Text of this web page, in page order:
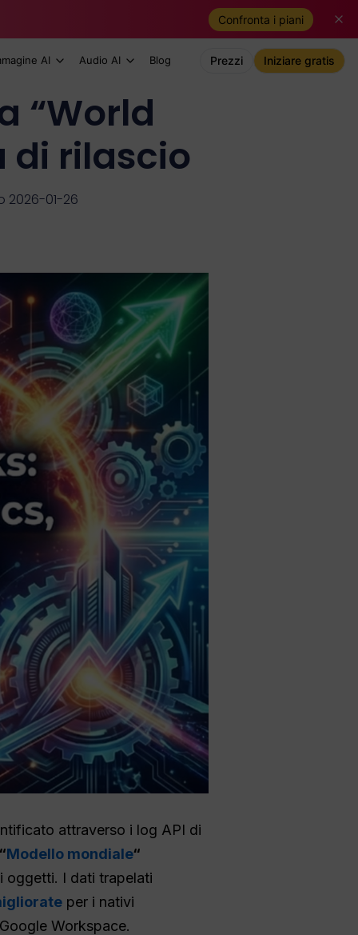
Confronta i piani
AI Audio AI Blog Prezzi Iniziare gratis
“World
di rilascio
2026-01-26
attraverso i log API di
“Modello mondiale“
oggetti. I dati trapelati
per i nativi
Workspace.